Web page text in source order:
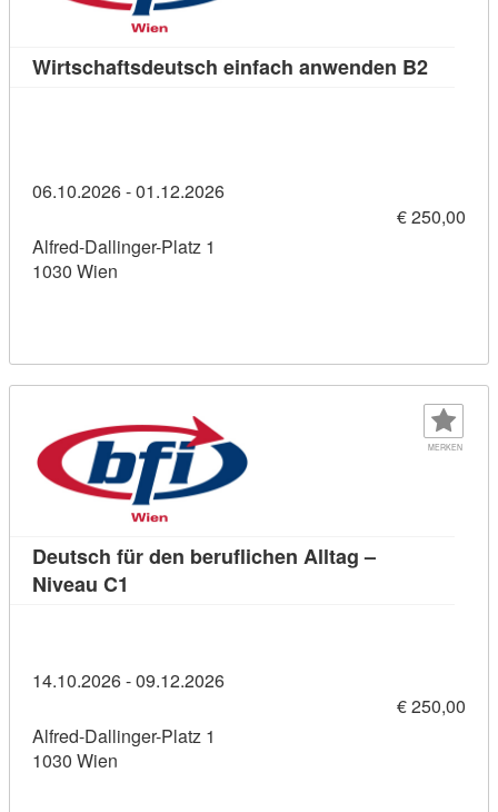
Wirtschaftsdeutsch einfach anwenden B2
06.10.2026 - 01.12.2026
€ 250,00
Alfred-Dallinger-Platz 1
1030 Wien
MERKEN
Deutsch für den beruflichen Alltag –
Niveau C1
14.10.2026 - 09.12.2026
€ 250,00
Alfred-Dallinger-Platz 1
1030 Wien